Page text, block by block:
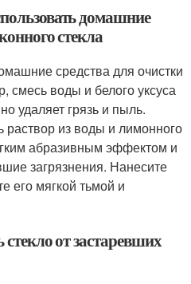
домашние
стекла
средства для очистки
смесь воды и белого уксуса
удаляет грязь и пыль.
раствор из воды и лимонного
абразивным эффектом и
загрязнения. Нанесите
его мягкой тьмой и
от застаревших